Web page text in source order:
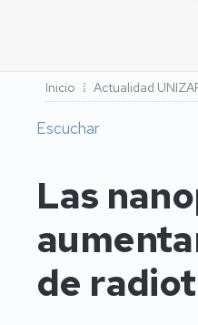
Ruta
de
navegación
Inicio Actualidad
Escuchar
Las
de